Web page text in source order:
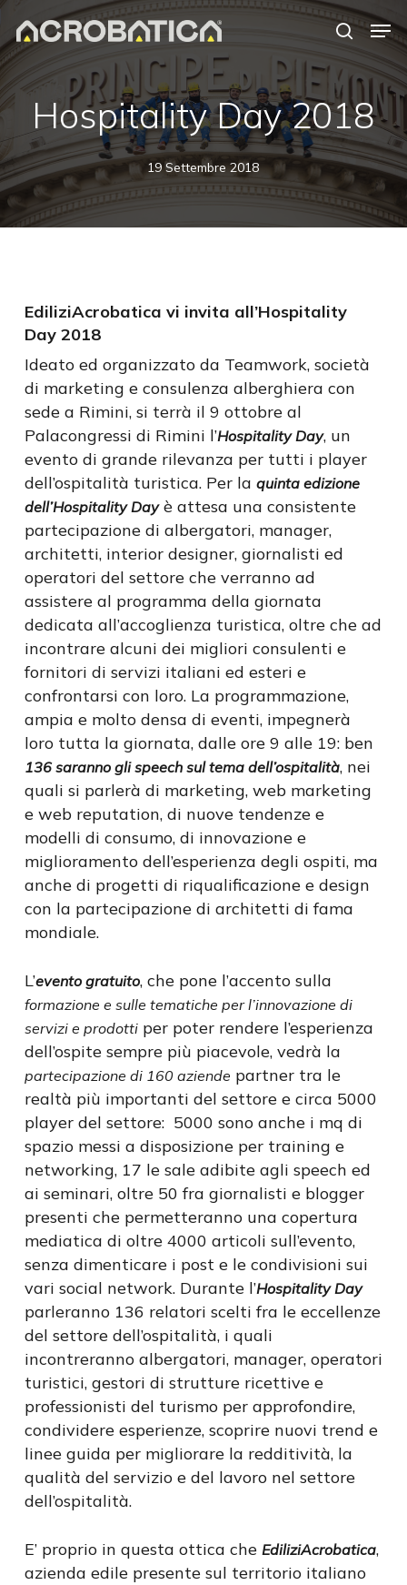
Skip
to
main
content
search
Hospitality Day 2018
19 Settembre 2018
EdiliziAcrobatica vi invita all’Hospitality
Day 2018
Ideato ed organizzato da Teamwork, società
di marketing e consulenza alberghiera con
sede a Rimini, si terrà il 9 ottobre al
Palacongressi di Rimini l’Hospitality Day, un
evento di grande rilevanza per tutti i player
dell’ospitalità turistica. Per la quinta edizione
dell’Hospitality Dayè attesa una consistente
partecipazione di albergatori, manager,
architetti, interior designer, giornalisti ed
operatori del settore che verranno ad
assistere al programma della giornata
dedicata all’accoglienza turistica, oltre che ad
incontrare alcuni dei migliori consulenti e
fornitori di servizi italiani ed esteri e
confrontarsi con loro. La programmazione,
ampia e molto densa di eventi, impegnerà
loro tutta la giornata, dalle ore 9 alle 19: ben
136 saranno gli speech sul tema dell’ospitalità, nei
quali si parlerà di marketing, web marketing
e web reputation, di nuove tendenze e
modelli di consumo, di innovazione e
miglioramento dell’esperienza degli ospiti, ma
anche di progetti di riqualificazione e design
con la partecipazione di architetti di fama
mondiale.
L’evento gratuito, che pone l’accento sulla
formazione e sulle tematiche per l’innovazione di
servizi e prodotti per poter rendere l’esperienza
dell’ospite sempre più piacevole, vedrà la
partecipazione di 160 aziende partner tra le
realtà più importanti del settore e circa 5000
player del settore: 5000 sono anche i mq di
spazio messi a disposizione per training e
networking, 17 le sale adibite agli speech ed
ai seminari, oltre 50 fra giornalisti e blogger
presenti che permetteranno una copertura
mediatica di oltre 4000 articoli sull’evento,
senza dimenticare i post e le condivisioni sui
vari social network. Durante l’Hospitality Day
parleranno 136 relatori scelti fra le eccellenze
del settore dell’ospitalità, i quali
incontreranno albergatori, manager, operatori
turistici, gestori di strutture ricettive e
professionisti del turismo per approfondire,
condividere esperienze, scoprire nuovi trend e
linee guida per migliorare la redditività, la
qualità del servizio e del lavoro nel settore
dell’ospitalità.
E’ proprio in questa ottica che EdiliziAcrobatica,
azienda edile presente sul territorio italiano
Menu